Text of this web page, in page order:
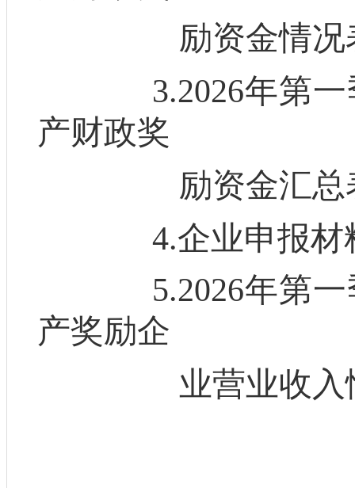
励资金情况
3.2026年第
产财政奖
励资金汇总
4.企业申报材
5.2026年第
产奖励企
业营业收